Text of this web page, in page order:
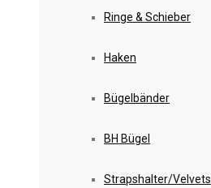
Ringe & Schieber
Haken
Bügelbänder
BH Bügel
Strapshalter/Velvets